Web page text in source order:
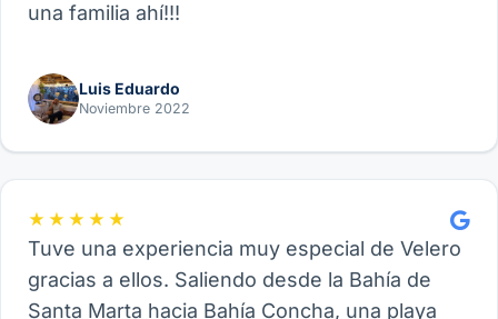
una familia ahí!!!
Luis Eduardo
Noviembre 2022
★★★★★
Tuve una experiencia muy especial de Velero
gracias a ellos. Saliendo desde la Bahía de
Santa Marta hacia Bahía Concha, una playa